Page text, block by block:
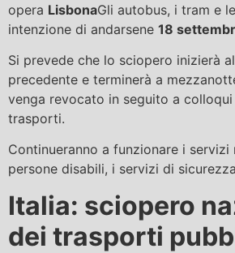
opera LisbonaGli autobus, i tram e
intenzione di andarsene 18
Si prevede che lo sciopero inizierà
precedente e terminerà a
venga revocato in seguito a colloqui
trasporti.
Continueranno a funzionare i servizi
persone disabili, i servizi di
Italia: sciopero
dei trasporti